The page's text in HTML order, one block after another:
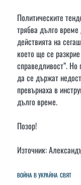
Политическите
трябва дълго
действията на
което ще се
справедливост”. Но
да се държат
превърнаха в
дълго време.
Позор!
Източник:
ВОЙНА В УКРАЙНА СВЯТ